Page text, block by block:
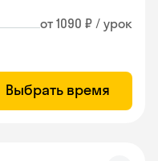
от 1090 ₽ / урок
Выбрать время